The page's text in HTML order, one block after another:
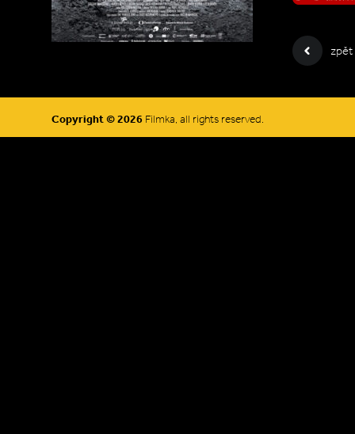
zpět
Copyright © 2026 Filmka, all rights reserved.